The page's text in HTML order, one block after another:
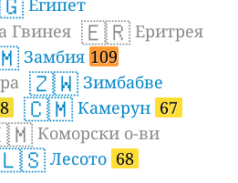
Египет
Гвинея 🇪🇷 Еритрея
Замбия 109
🇿🇼 Зимбабве
🇨🇲 Камерун 67
Коморски о-ви
Лесото 68